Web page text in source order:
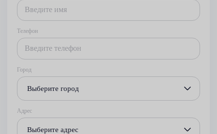
Телефон
Город
Выберите город
Адрес
Выберите адрес